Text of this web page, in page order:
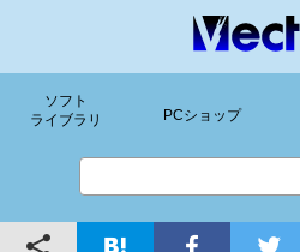
ソフト
ライブラリ
PCショップ